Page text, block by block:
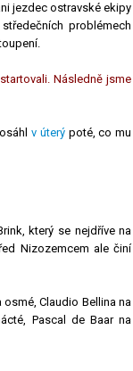
jezdec ostravské ekipy
problémech
Následně jsme
v úterýpoté, co mu
který se nejdříve na
Nizozemcem ale činí
Claudio Bellina na
Pascal de Baar na